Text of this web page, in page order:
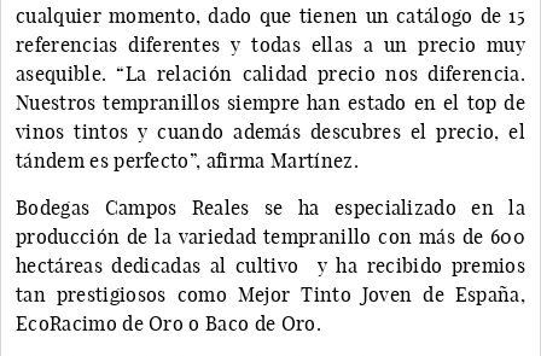
cualquier momento, dado que tienen un catálogo de 15
referencias diferentes y todas ellas a un precio muy
asequible. “La relación calidad precio nos diferencia.
Nuestros tempranillos siempre han estado en el top de
vinos tintos y cuando además descubres el precio, el
tándem es perfecto”, afirma Martínez.
Bodegas Campos Reales se ha especializado en la
producción de la variedad tempranillo con más de 600
hectáreas dedicadas al cultivo y ha recibido premios
tan prestigiosos como Mejor Tinto Joven de España,
EcoRacimo de Oro o Baco de Oro.